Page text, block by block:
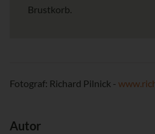
Brustkorb.
Fotograf: Richard Pilnick -
Autor